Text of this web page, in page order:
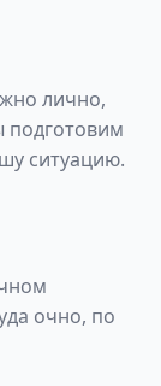
лично,
ситуацию.
очно, по